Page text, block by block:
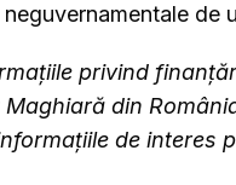
de
privind
din
de interes